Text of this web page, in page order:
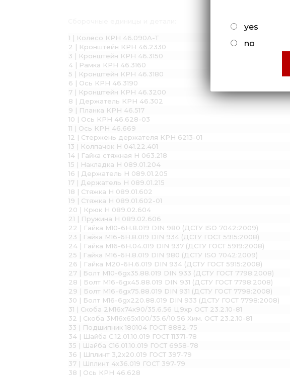
1 | Колесо КРН 46.090А-Т
2 | Кронштейн КРН 46.2330
3 | Кронштейн КРН 46.3150
4 | Рамка КРН 46.3160
5 | Кронштейн КРН 46.3180
6 | Ось КРН 46.3190
7 | Кронштейн КРН 46.3200
8 | Держатель КРН 46.302
9 | Планка КРН 46.517
10 | Ось КРН 46.628-03
11 | Ось КРН 46.669
12 | Стержень держателя КРН 6213-01
13 | Колпачок Н 041.22.401
14 | Гайка стяжная Н 063.218
15 | Накладка Н 089.01.204
16 | Держатель Н 089.01.205
17 | Держатель Н 089.01.215
18 | Стяжка Н 089.01.602
19 | Стяжка Н 089.01.602-01
20 | Крюк Н 089.02.604
21 | Пружина Н 089.02.606
22 | Гайка М10-6H.8.019 DIN 980 (ДСТУ ISO 7042:2009)
23 | Гайка М16-6H.8.019 DIN 934 (ДСТУ ГОСТ 5915:2008)
24 | Гайка М16-6Н.04.019 DIN 937 (ДСТУ ГОСТ 5919:2008)
25 | Гайка М16-6H.8.019 DIN 980 (ДСТУ ISO 7042:2009)
26 | Гайка М20-6H.6.019 DIN 934 (ДСТУ ГОСТ 5915:2008)
27 | Болт М10-6gх35.88.019 DIN 933 (ДСТУ ГОСТ 7798:2008)
28 | Болт М16-6gх45.88.019 DIN 931 (ДСТУ ГОСТ 7798:2008)
29 | Болт М16-6gх75.88.019 DIN 931 (ДСТУ ГОСТ 7798:2008)
30 | Болт М16-6gх220.88.019 DIN 933 (ДСТУ ГОСТ 7798:2008)
31 | Скоба 2М16х74х90/35.6.56 Ц9хр ОСТ 23.2.10-81
32 | Скоба 3М16х65х100/35.6/10.56 Хим. ОСТ 23.2.10-81
33 | Подшипник 180104 ГОСТ 8882-75
34 | Шайба С.12.01.10.019 ГОСТ 11371-78
35 | Шайба С16.01.10.019 ГОСТ 6958-78
36 | Шплинт 3,2х20.019 ГОСТ 397-79
37 | Шплинт 4х36.019 ГОСТ 397-79
38 | Ось КРН 46.628
yes
no